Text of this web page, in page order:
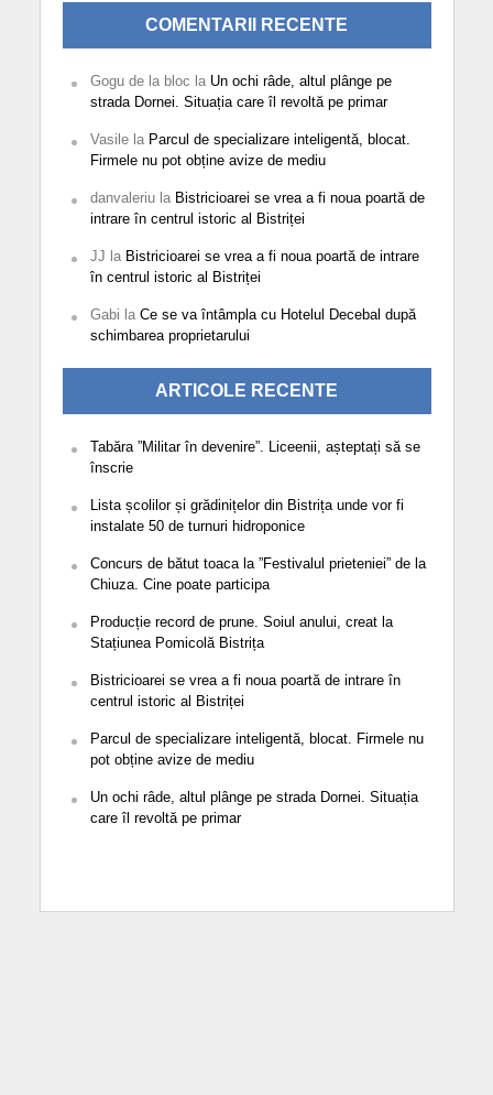
COMENTARII RECENTE
Gogu de la bloc la Un ochi râde, altul plânge pe
strada Dornei. Situația care îl revoltă pe primar
Vasilela Parcul de specializare inteligentă, blocat.
Firmele nu pot obține avize de mediu
danvaleriula Bistricioarei se vrea a fi noua poartă de
intrare în centrul istoric al Bistriței
JJ la Bistricioarei se vrea a fi noua poartă de intrare
în centrul istoric al Bistriței
Gabi la Ce se va întâmpla cu Hotelul Decebal după
schimbarea proprietarului
ARTICOLE RECENTE
Tabăra ”Militar în devenire”. Liceenii, așteptați să se
înscrie
Lista școlilor și grădinițelor din Bistrița unde vor fi
instalate 50 de turnuri hidroponice
Concurs de bătut toaca la ”Festivalul prieteniei” de la
Chiuza. Cine poate participa
Producție record de prune. Soiul anului, creat la
Stațiunea Pomicolă Bistrița
Bistricioarei se vrea a fi noua poartă de intrare în
centrul istoric al Bistriței
Parcul de specializare inteligentă, blocat. Firmele nu
pot obține avize de mediu
Un ochi râde, altul plânge pe strada Dornei. Situația
care îl revoltă pe primar